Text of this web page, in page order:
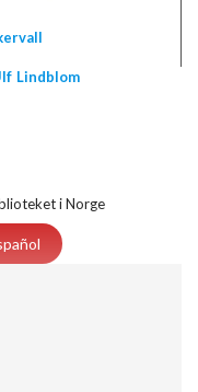
Lindblom
i Norge